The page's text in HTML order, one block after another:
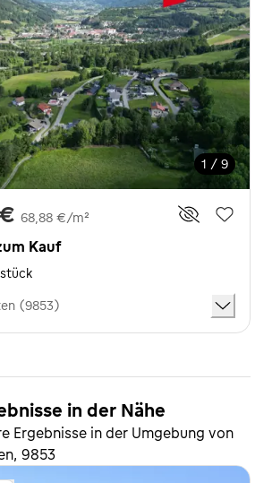
1 / 9
68,88 €/m²
Kauf
(9853)
in der Nähe
Ergebnisse in der Umgebung von
9853